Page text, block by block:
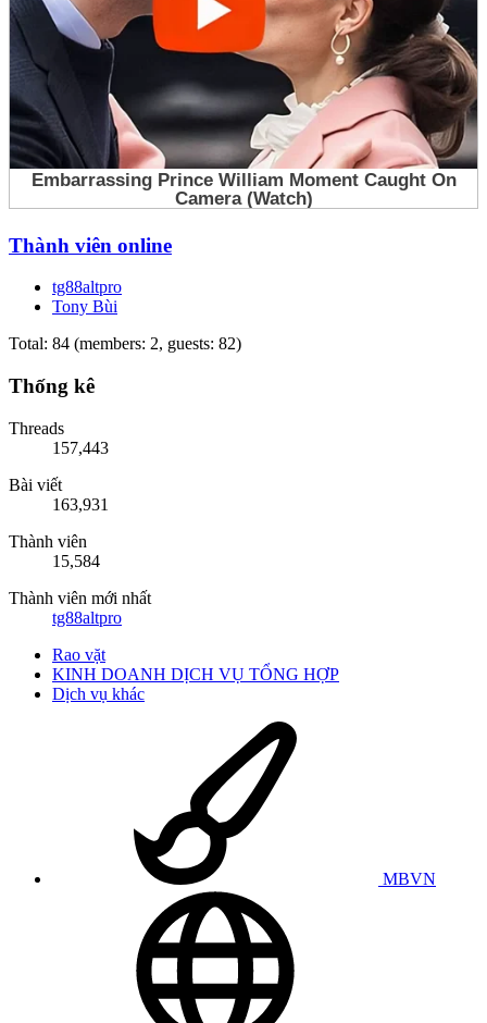
Thành viên online
tg88altpro
Tony Bùi
Total: 84 (members: 2, guests: 82)
Thống kê
Threads
157,443
Bài viết
163,931
Thành viên
15,584
Thành viên mới nhất
tg88altpro
Rao vặt
KINH DOANH DỊCH VỤ TỔNG HỢP
Dịch vụ khác
MBVN